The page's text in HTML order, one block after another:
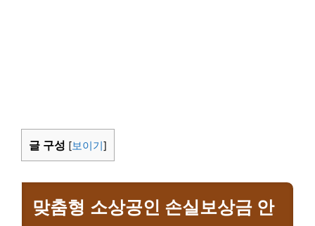
글 구성 [보이기 ]
맞춤형 소상공인 손실보상금 안